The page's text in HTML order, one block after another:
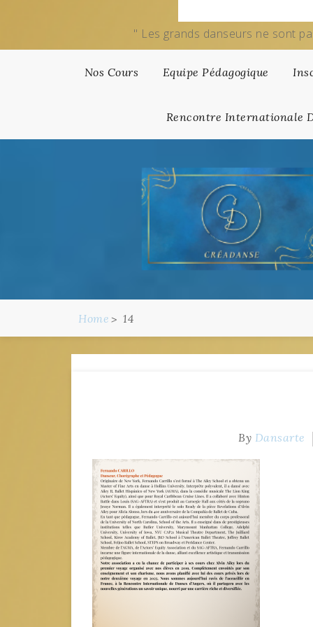
" Les grands danseurs ne sont
Nos Cours Equipe Pédagogique
Rencontre Internationale
Home 14
By Dansarte